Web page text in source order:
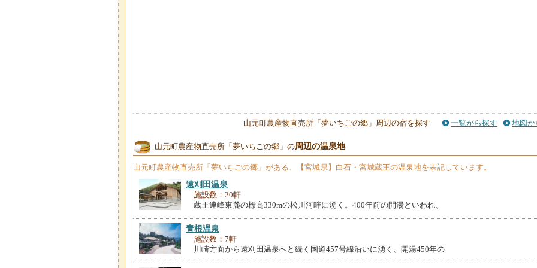
山元町農産物直売所「夢いちごの郷」周辺の宿を探す 一覧から探す 地図か
山元町農産物直売所「夢いちごの郷」の周辺の温泉地
山元町農産物直売所「夢いちごの郷」 がある、【宮城県】白石・宮城蔵王の温泉地を表記しています。
遠刈田温泉
施設数：20軒
蔵王連峰東麓の標高330mの松川河畔に湧く。400年前の開湯といわれ、
青根温泉
施設数：7軒
川崎方面から遠刈田温泉へと続く国道457号線沿いに湧く、開湯450年の